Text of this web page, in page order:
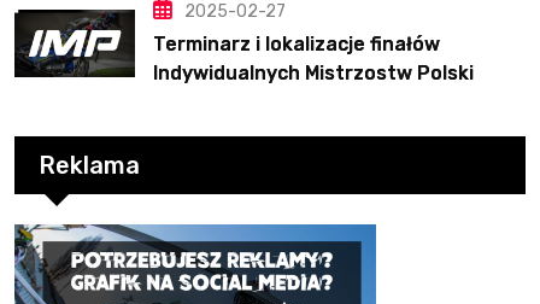
2025-02-27
Terminarz i lokalizacje finałów
Indywidualnych Mistrzostw Polski
Reklama